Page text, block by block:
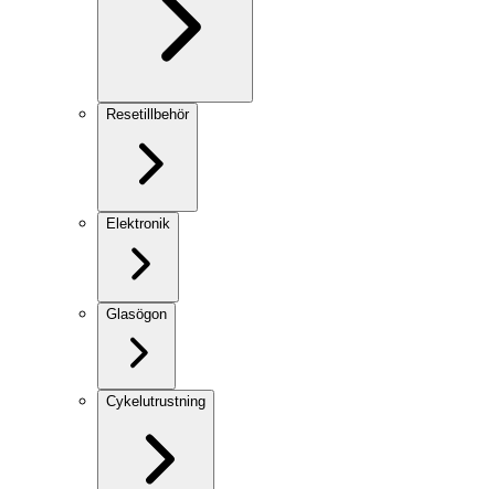
Resetillbehör
Elektronik
Glasögon
Cykelutrustning